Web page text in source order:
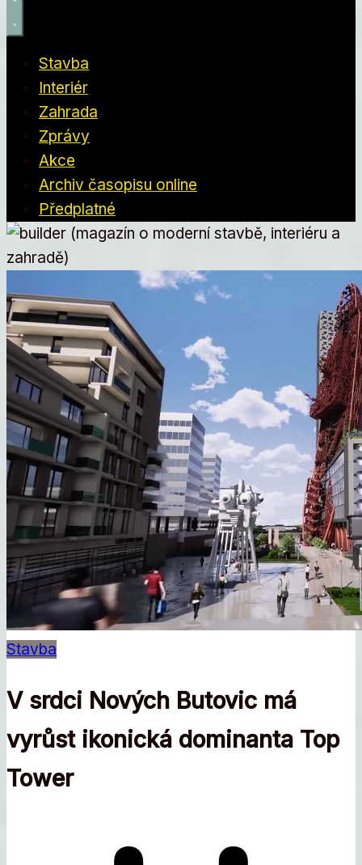
Stavba
Interiér
Zahrada
Zprávy
Akce
Archiv časopisu online
Předplatné
Stavba
V srdci Nových Butovic má
vyrůst ikonická dominanta Top
Tower